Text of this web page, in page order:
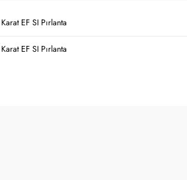
EF SI Pırlanta
EF SI Pırlanta